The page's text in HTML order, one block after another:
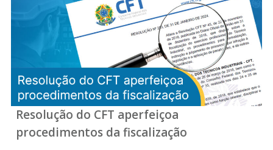
Resolução do CFT aperfeiçoa
procedimentos da fiscalização